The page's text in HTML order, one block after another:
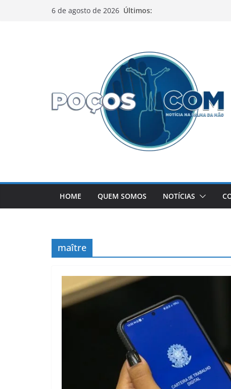
6 de agosto de 2026 Últimos:
HOME QUEM SOMOS NOTÍCIAS
maître